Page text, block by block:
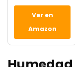
Ver en
Amazon